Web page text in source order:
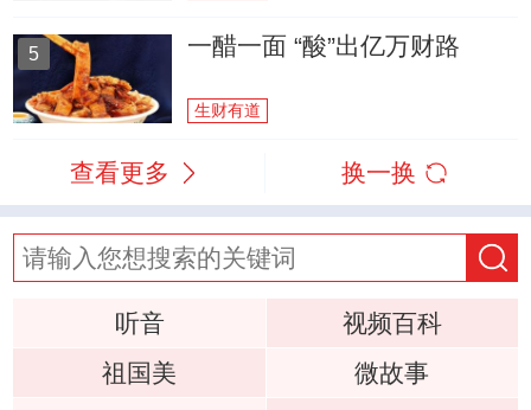
5 一醋一面 “酸”出亿万财路
生财有道
查看更多 换一换
听音
视频百科
祖国美
微故事